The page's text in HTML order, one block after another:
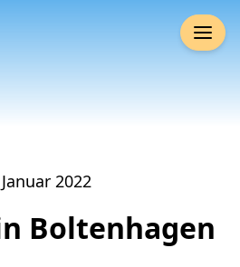
2022
Boltenhagen